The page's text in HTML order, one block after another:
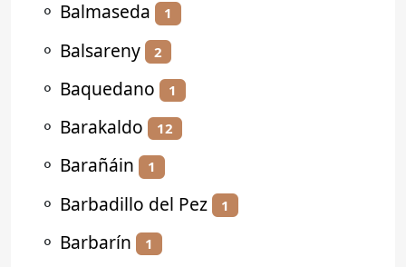
⚬ Balmaseda 1
⚬ Balsareny 2
⚬ Baquedano 1
⚬ Barakaldo 12
⚬ Barañáin 1
⚬ Barbadillo del Pez 1
⚬ Barbarín 1